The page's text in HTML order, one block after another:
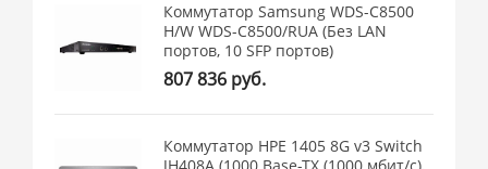
Коммутатор Samsung WDS-C8500
H/W WDS-C8500/RUA (Без LAN
портов, 10 SFP портов)
807 836 руб.
Коммутатор HPE 1405 8G v3 Switch